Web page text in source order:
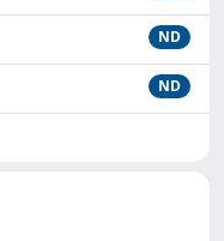
ND
ND